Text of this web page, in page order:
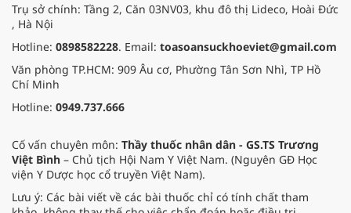
Trụ sở chính: Tầng 2, Căn 03NV03, khu đô thị Lideco, Hoài Đức
, Hà Nội
Hotline: 0898582228. Email: toasoansuckhoeviet@gmail.com
Văn phòng TP.HCM: 909 Âu cơ, Phường Tân Sơn Nhì, TP Hồ
Chí Minh
Hotline: 0949.737.666
Cố vấn chuyên môn: Thầy thuốc nhân dân - GS.TS Trương
Việt Bình – Chủ tịch Hội Nam Y Việt Nam. (Nguyên GĐ Học
viện Y Dược học cổ truyền Việt Nam).
Lưu ý: Các bài viết về các bài thuốc chỉ có tính chất tham